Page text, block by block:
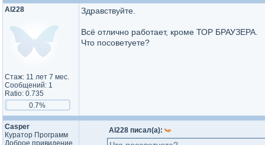
Al228
Стаж: 11 лет 7 мес.
Сообщений: 1
Ratio: 0.735
0.7%
Здравствуйте.
Всё отлично работает, кроме ТОР БРАУЗЕРА.
Что посоветуете?
Casper
Куратор Программ
Доброе привидение
Al228 писал(а):